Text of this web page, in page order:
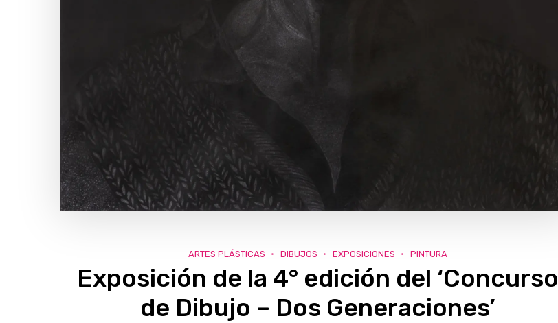
ARTES PLÁSTICAS DIBUJOS EXPOSICIONES PINTURA
Exposición de la 4° edición del ‘Concurso
de Dibujo – Dos Generaciones’